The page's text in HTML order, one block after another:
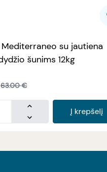
su jautiena
šunims 12kg
63.00 €
Į krepšelį